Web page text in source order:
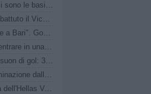
Catania, Longo: “Risposte importanti, ci sono le basi per costruire un’ottima squadra”
Coppa Italia, il Catania supera il turno: battuto il Vicenza ai rigori, ora c’è il Parma
Bari, Butic si presenta: "Voglio rimanere a Bari". Gomez: "Quando chiama una piazza così non bisogna nemmeno pensarci"
Atalanta U23, Beati: "Entusiasmo nell’entrare in una famiglia così importante. Ora testa al Cittadella"
AlbinoLeffe, il precampionato finisce a suon di gol: 3-0 allo Scarzorosciate
Potenza, Tisci sorride nonostante l’eliminazione dalla Coppa Italia: “Ragazzi molto bravi per spirito, atteggiamento e voglia”
Trento, seguito da vicino Federico Caia dell'Hellas Verona